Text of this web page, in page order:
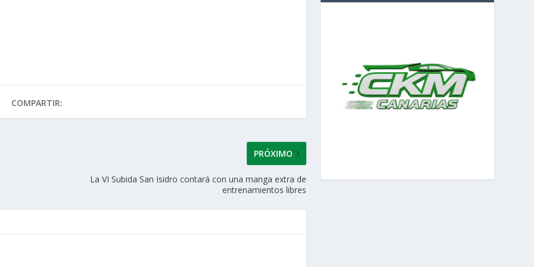
COMPARTIR:
PRÓXIMO
La VI Subida San Isidro contará con una manga extra de
entrenamientos libres